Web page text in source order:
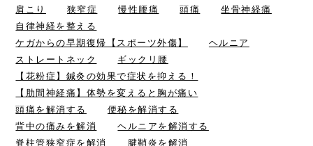
肩こり 狭窄症 慢性腰痛 頭痛
坐骨神経痛
自律神経を整える
ケガからの早期復帰【スポーツ外傷】
ヘルニア
ストレートネック
ギックリ腰
【花粉症】鍼灸の効果で症状を抑える！
【肋間神経痛】体勢を変えると胸が痛い
頭痛を解消する
便秘を解消する
背中の痛みを解消
ヘルニアを解消する
脊柱管狭窄症を解消
腱鞘炎を解消